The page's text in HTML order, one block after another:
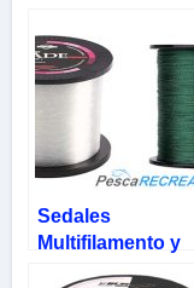
Sedales
Multifilamento y